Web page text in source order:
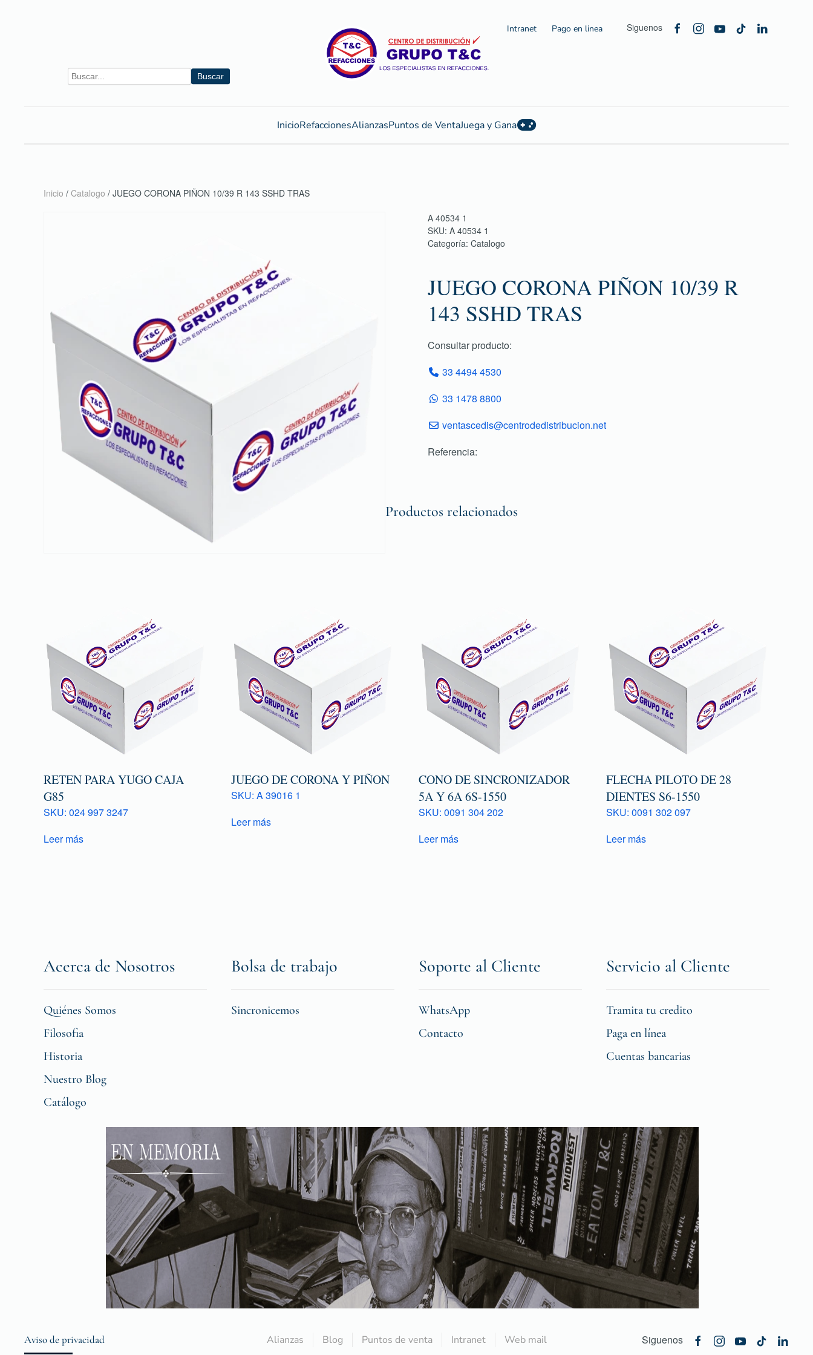
Buscar
Intranet Pago en linea Siguenos
InicioRefaccionesAlianzasPuntos de VentaJuega y Gana
Inicio / Catalogo / JUEGO CORONA PIÑON 10/39 R 143 SSHD TRAS
A 40534 1
SKU: A 40534 1
Categoría: Catalogo
JUEGO CORONA PIÑON 10/39 R
143 SSHD TRAS
Consultar producto:
33 4494 4530
33 1478 8800
ventascedis@centrodedistribucion.net
Referencia:
Productos relacionados
RETEN PARA YUGO CAJA
G85
SKU: 024 997 3247
Leer más
JUEGO DE CORONA Y PIÑON
SKU: A 39016 1
Leer más
CONO DE SINCRONIZADOR
5A Y 6A 6S-1550
SKU: 0091 304 202
Leer más
FLECHA PILOTO DE 28
DIENTES S6-1550
SKU: 0091 302 097
Leer más
Acerca de Nosotros
Quiénes Somos
Filosofia
Historia
Nuestro Blog
Catálogo
Bolsa de trabajo
Sincronicemos
Soporte al Cliente
WhatsApp
Contacto
Servicio al Cliente
Tramita tu credito
Paga en línea
Cuentas bancarias
Aviso de privacidad Alianzas Blog Puntos de venta Intranet Web mail Siguenos